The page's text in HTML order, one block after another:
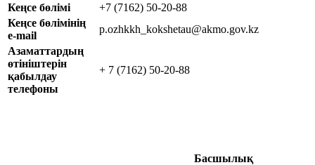
Кеңсе бөлiмi
+7 (7162) 50-20-88
Кеңсе бөлiмiнiң
е-mail
p.ozhkkh_kokshetau@akmo.gov.kz
Азаматтардың
өтiнiштерiн
қабылдау
телефоны
+ 7 (7162) 50-20-88
Басшылық